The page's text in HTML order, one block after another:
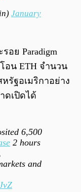
January
อย Paradigm
อน ETH จำนวน
รัฐอเมริกาอย่าง
ดเปิดได้
6,500
2 hours
and